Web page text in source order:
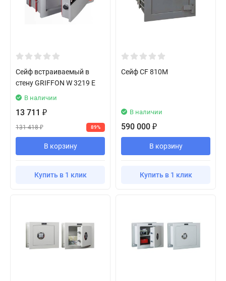
Сейф встраиваемый в
стену GRIFFON W 3219 E
В наличии
13 711 ₽
131 418₽ 89%
В корзину
Купить в 1 клик
Сейф CF 810M
В наличии
590 000 ₽
В корзину
Купить в 1 клик